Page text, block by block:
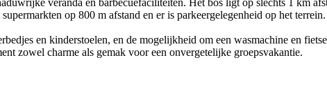
veranda en barbecuefaciliteiten. Het bos ligt op slechts 1 km
op 800 m afstand en er is parkeergelegenheid op het terrein.
en kinderstoelen, en de mogelijkheid om een wasmachine en
zowel charme als gemak voor een onvergetelijke groepsvakantie.